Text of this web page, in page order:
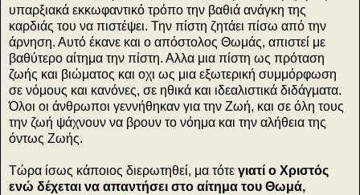
υπαρξιακά εκκωφαντικό τρόπο την βαθιά ανάγκη της
καρδιάς του να πιστέψει. Την πίστη ζητάει πίσω από την
άρνηση. Αυτό έκανε και ο απόστολος Θωμάς, απιστεί με
βαθύτερο αίτημα την πίστη. Αλλα μια πίστη ως πρόταση
ζωής και βιώματος και οχι ως μια εξωτερική συμμόρφωση
σε νόμους και κανόνες, σε ηθικά και ιδεαλιστικά διδάγματα.
Όλοι οι άνθρωποι γεννήθηκαν για την Ζωή, και σε όλη τους
την ζωή ψάχνουν να βρουν το νόημα και την αλήθεια της
όντως Ζωής.
Τώρα ίσως κάποιος διερωτηθεί, μα τότε γιατί ο Χριστός
ενώ δέχεται να απαντήσει στο αίτημα του Θωμά,